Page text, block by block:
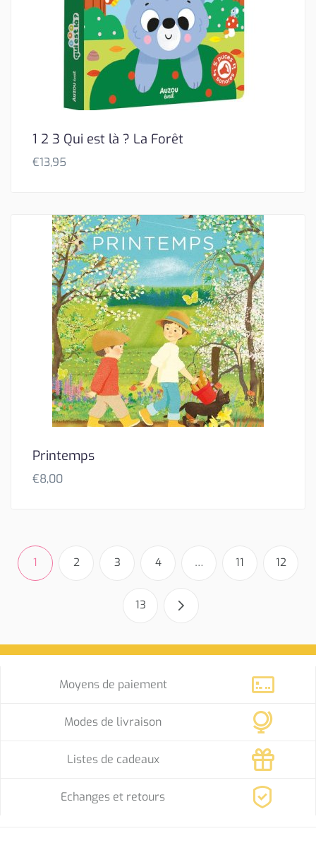
1 2 3 Qui est là ? La Forêt
€13,95
Printemps
€8,00
1 2 3 4 … 11 12
13
Moyens de paiement
Modes de livraison
Listes de cadeaux
Echanges et retours